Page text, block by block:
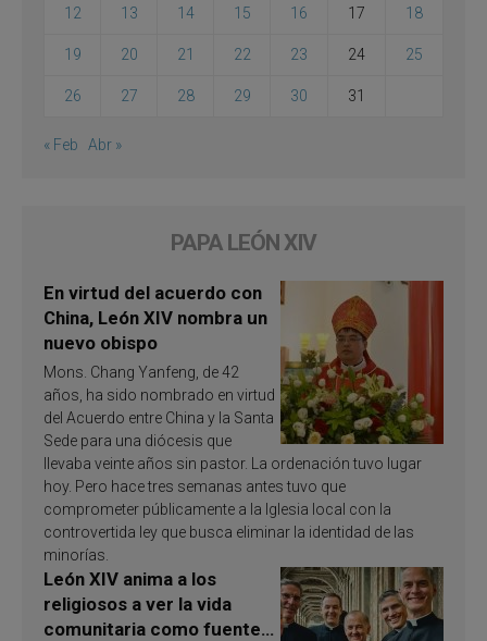
12 13 14 15 16 17 18
19 20 21 22 23 24 25
26 27 28 29 30 31
« Feb Abr »
PAPA LEÓN XIV
En virtud del acuerdo con
China, León XIV nombra un
nuevo obispo
Mons. Chang Yanfeng, de 42
años, ha sido nombrado en virtud
del Acuerdo entre China y la Santa
Sede para una diócesis que
llevaba veinte años sin pastor. La ordenación tuvo lugar
hoy. Pero hace tres semanas antes tuvo que
comprometer públicamente a la Iglesia local con la
controvertida ley que busca eliminar la identidad de las
minorías.
León XIV anima a los
religiosos a ver la vida
comunitaria como fuente